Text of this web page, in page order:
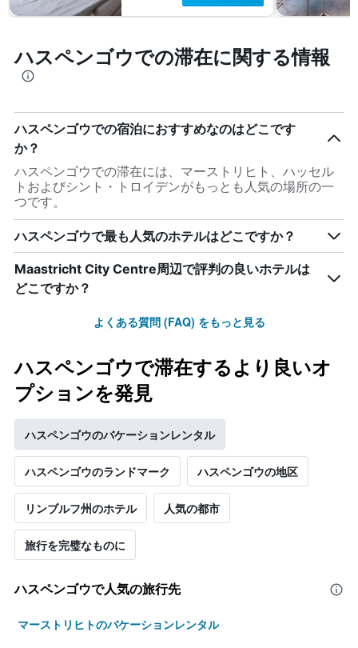
ハスペンゴウでの滞在に関する情報
ハスペンゴウでの宿泊におすすめなのはどこです
か？
ハスペンゴウでの滞在には、マーストリヒト、ハッセル
トおよびシント・トロイデンがもっとも人気の場所の一
つです。
ハスペンゴウで最も人気のホテルはどこですか？
Maastricht City Centre周辺で評判の良いホテルは
どこですか？
よくある質問 (FAQ) をもっと見る
ハスペンゴウで滞在するより良いオ
プションを発見
ハスペンゴウのバケーションレンタル
ハスペンゴウのランドマーク ハスペンゴウの地区
リンブルフ州のホテル 人気の都市
旅行を完璧なものに
ハスペンゴウで人気の旅行先
マーストリヒトのバケーションレンタル